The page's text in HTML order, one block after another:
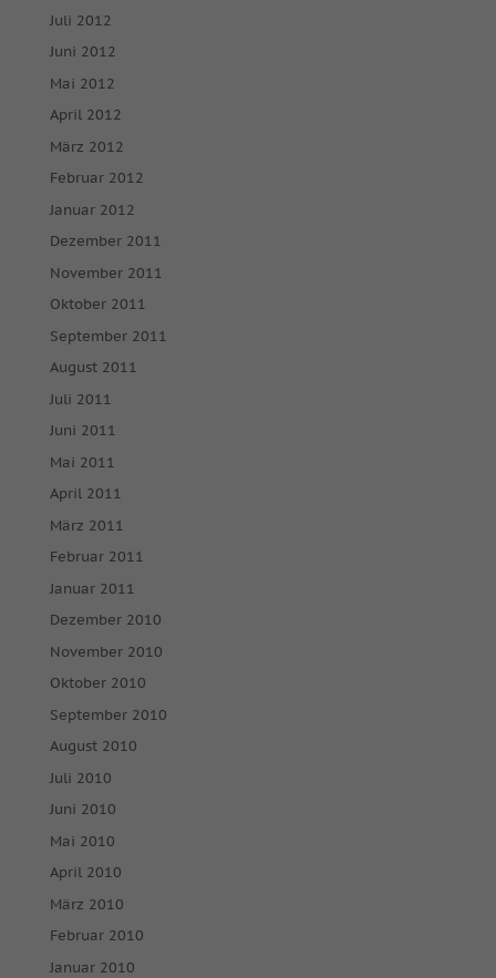
Juli 2012
Juni 2012
Mai 2012
April 2012
März 2012
Februar 2012
Januar 2012
Dezember 2011
November 2011
Oktober 2011
September 2011
August 2011
Juli 2011
Juni 2011
Mai 2011
April 2011
März 2011
Februar 2011
Januar 2011
Dezember 2010
November 2010
Oktober 2010
September 2010
August 2010
Juli 2010
Juni 2010
Mai 2010
April 2010
März 2010
Februar 2010
Januar 2010